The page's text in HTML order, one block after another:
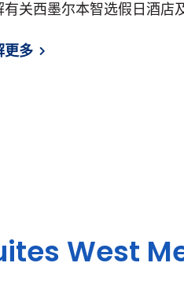
有关西墨尔本智选假日酒店
更多
West